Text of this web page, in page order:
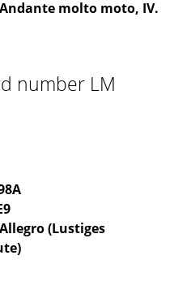
molto moto, IV.
number LM
(Lustiges